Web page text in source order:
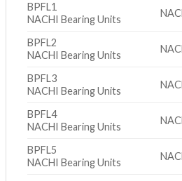
BPFL1
NACHI Bearing Units
BPFL2
NACHI Bearing Units
BPFL3
NACHI Bearing Units
BPFL4
NACHI Bearing Units
BPFL5
NACHI Bearing Units